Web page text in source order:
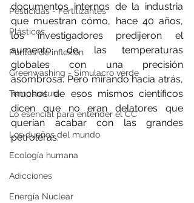
Pesticidas - Fertilizantes
Plásticos
Puntos de inflexión
Greenwashing - Simulacro verde
Temperatura
Lo esencial para entender el CC
Los dueños del mundo
Ecología humana
Adicciones
Energía Nuclear
documentos internos de la industria
que muestran cómo, hace 40 años,
los investigadores predijeron el
aumento de las temperaturas
globales con una precisión
asombrosa. Pero mirando hacia atrás,
muchos de esos mismos científicos
dicen que no eran delatores que
querían acabar con las grandes
petroleras.